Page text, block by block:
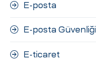
E-posta
E-posta Güvenliği
E-ticaret